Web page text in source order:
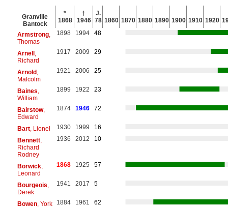
Granville
Bantock
*
1868
†
1946
J.
78 1860 1870 1880 1890 1900 1910 1920
Armstrong,
Thomas
1898 1994 48
Arnell,
Richard
1917 2009 29
Arnold,
Malcolm
1921 2006 25
Baines
William
1899 1922 23
Bairstow,
Edward
1874 1946 72
Bart, Lionel 1930 1999
16
Bennett,
Richard
Rodney
1936 2012 10
Borwick,
Leonard
1868 1925 57
Bourgeois
Derek
1941 2017 5
Bowen, York 1884 1961
62